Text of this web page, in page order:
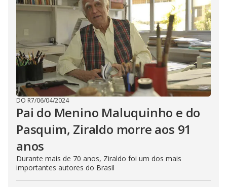
DO R7/06/04/2024
Pai do Menino Maluquinho e do
Pasquim, Ziraldo morre aos 91
anos
Durante mais de 70 anos, Ziraldo foi um dos mais
importantes autores do Brasil